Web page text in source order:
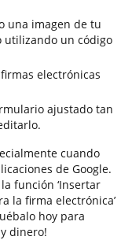
una imagen de tu
utilizando un código
electrónicas
ajustado tan
cuando
de Google.
función ‘Insertar
la firma electrónica’
hoy para
dinero!